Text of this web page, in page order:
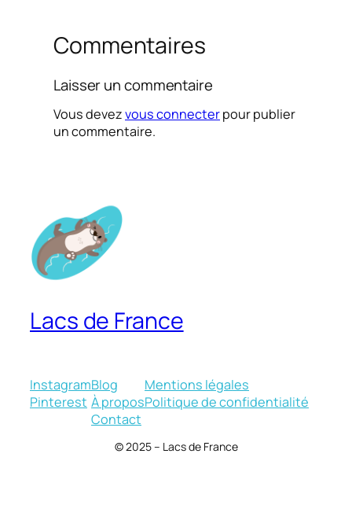
Commentaires
Laisser un commentaire
Vous devezvous connecterpour publier
un commentaire.
Lacs de France
Instagram
Pinterest
Blog
À propos
Contact
Mentions légales
Politique de confidentialité
© 2025 – Lacs de France